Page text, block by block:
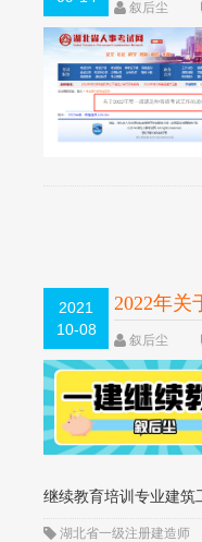
叙后尘
2021
10-08
2022年关
叙后尘
继续教育培训专业建筑
湖北省一级注册建造师